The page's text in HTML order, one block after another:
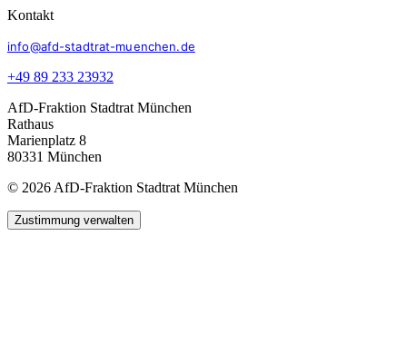
Kontakt
info@afd-stadtrat-muenchen.de
+49 89 233 23932
AfD-Fraktion Stadtrat München
Rathaus
Marienplatz 8
80331 München
© 2026 AfD-Fraktion Stadtrat München
Zustimmung verwalten